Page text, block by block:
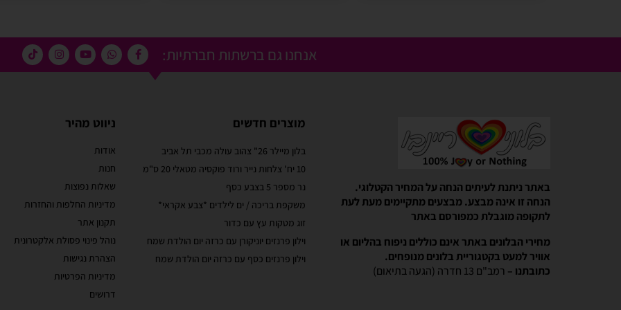
אנחנו גם ברשתות חברתיות:
באתר ניתנת לעיתים הנחה על המחיר הקטלוגי.
הנחה זו אינה מבצע. מבצעים מתקיימים מעת לעת
לתקופה מוגבלת כמפורסם באתר
מחירי הבלונים באתר אינם כוללים ניפוח בהליום או
אוויר למעט בקטגוריית בלונים מנופחים.
כתובתנו – רמב"ם 13 חדרה (הגעה בתיאום)
מוצרים חדשים
בלון מיילר 26" צהוב עולה מכבי תל אביב
10 יח' צלחות נייר ורוד פוקסיה מטאלי 20 ס"מ
נר מספר 5 בצבע כסף
משקפת בריכה / ים לילדים *צבע אקראי*
זוג מטקות עץ עם כדור
וילון פרנזים יוניקורן עם כרזה יום הולדת שמח
וילון פרנזים כסף עם כרזה יום הולדת שמח
ניווט מהיר
אודות
חנות
שאלות נפוצות
מדיניות החלפות והחזרות
תקנון אתר
נוהל פינוי פסולת אלקטרונית
הצהרת נגישות
מדיניות הפרטיות
דרושים
בלוני ריינבאו הפכו להיות חלק קסום בבוקר
יומההולדת המשפחתי שלנו
בלוני ריינבאו הפכו להיות חלק קסום בבוקר יומההולדת
המשפחתי שלנו. מוצרים יפים, מבצעים טובים ושירות נוח
מהיר יעיל ואמין. אפשרות נוחה לאמצעי תשלום באתר.
שירות לקוחות מוצלח!
זה שירות הלקוחות! עונים בשניה לוואטסאפ, בנעימות
ובנכונות לעזור. יעילים בטירוף. ממליצה בחום